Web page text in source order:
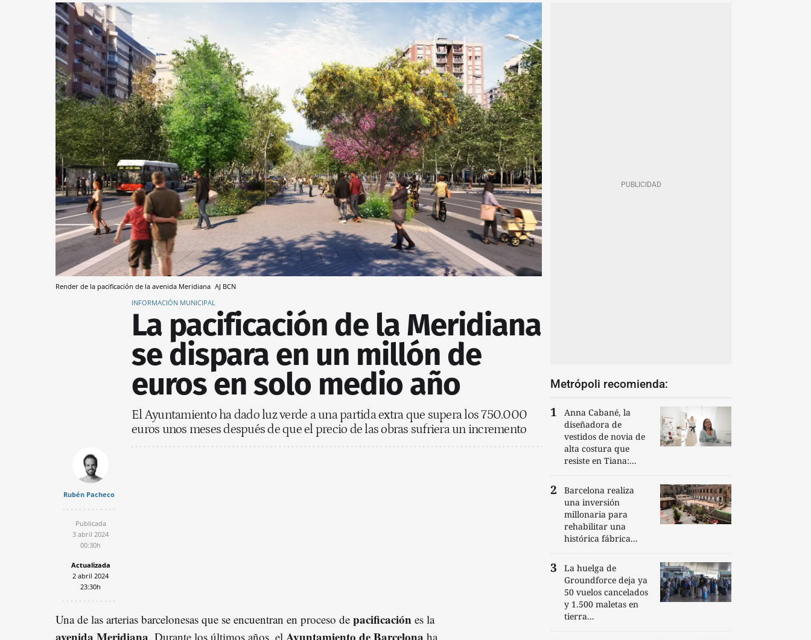
Render de la pacificación de la avenida Meridiana AJ BCN
INFORMACIÓN MUNICIPAL
La pacificación de la Meridiana
se dispara en un millón de
euros en solo medio año
El Ayuntamiento ha dado luz verde a una partida extra que supera los 750.000
euros unos meses después de que el precio de las obras sufriera un incremento
Rubén Pacheco
Publicada
3 abril 2024
00:30h
Actualizada
2 abril 2024
23:30h
Una de las arterias barcelonesas que se encuentran en proceso de pacificación es la
avenida Meridiana. Durante los últimos años, el Ayuntamiento de Barcelona ha
Metrópoli recomienda:
Anna Cabané, la
diseñadora de
vestidos de novia de
alta costura que
resiste en Tiana:...
Barcelona realiza
una inversión
millonaria para
rehabilitar una
histórica fábrica...
La huelga de
Groundforce deja ya
50 vuelos cancelados
y 1.500 maletas en
tierra...